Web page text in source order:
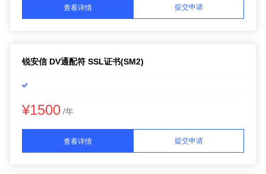
查看详情 提交申请
锐安信 DV通配符 SSL证书(SM2)
¥1500 /年
查看详情 提交申请